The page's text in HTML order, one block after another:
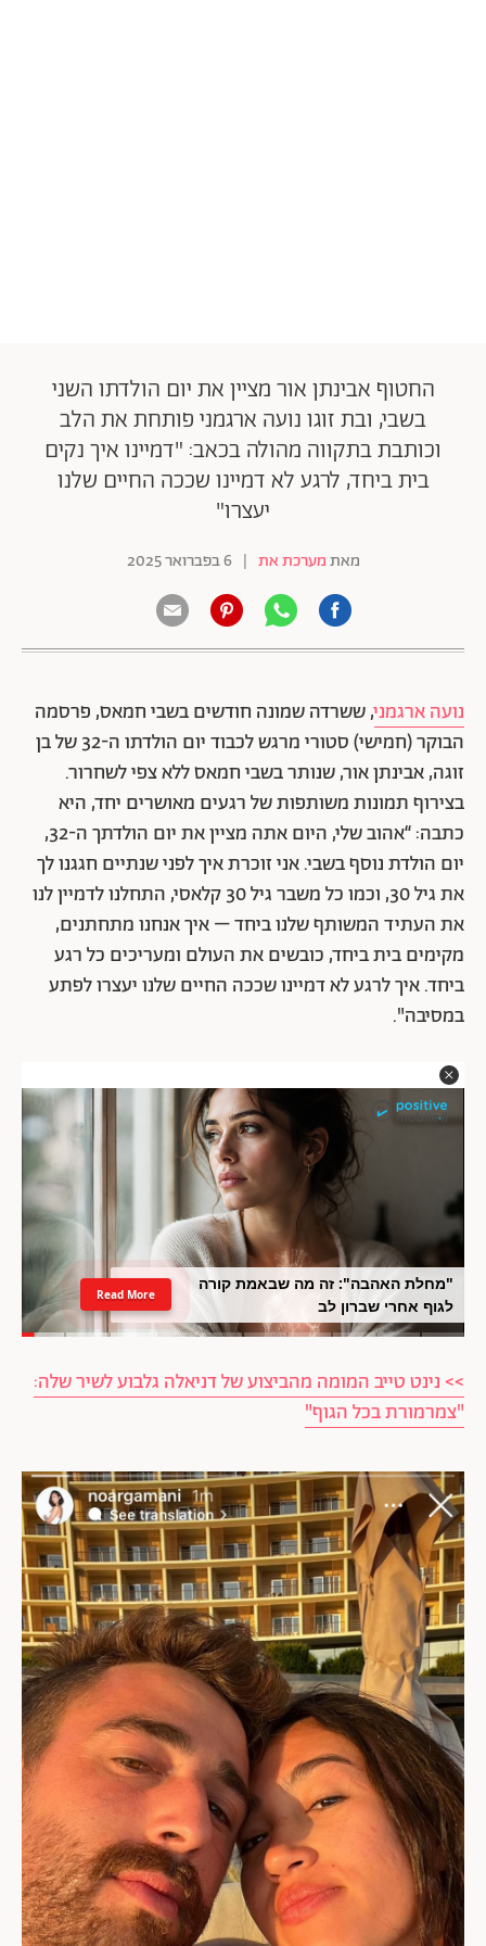
החטוף אבינתן אור מציין את יום הולדתו השני
בשבי, ובת זוגו נועה ארגמני פותחת את הלב
וכותבת בתקווה מהולה בכאב: "דמיינו איך נקים
בית ביחד, לרגע לא דמיינו שככה החיים שלנו
יעצרו"
מאתמערכת את | 6 בפברואר 2025
נועה ארגמני, ששרדה שמונה חודשים בשבי חמאס, פרסמה
הבוקר (חמישי) סטורי מרגש לכבוד יום הולדתו ה-32 של בן
זוגה, אבינתן אור, שנותר בשבי חמאס ללא צפי לשחרור.
בצירוף תמונות משותפות של רגעים מאושרים יחד, היא
כתבה: “אהוב שלי, היום אתה מציין את יום הולדתך ה-32,
יום הולדת נוסף בשבי. אני זוכרת איך לפני שנתיים חגגנו לך
את גיל 30, וכמו כל משבר גיל 30 קלאסי, התחלנו לדמיין לנו
את העתיד המשותף שלנו ביחד – איך אנחנו מתחתנים,
מקימים בית ביחד, כובשים את העולם ומעריכים כל רגע
ביחד. איך לרגע לא דמיינו שככה החיים שלנו יעצרו לפתע
במסיבה".
"מחלת האהבה": זה מה שבאמת קורה
לגוף אחרי שברון לב
Read More
>> נינט טייב המומה מהביצוע של דניאלה גלבוע לשיר שלה:
"צמרמורת בכל הגוף"